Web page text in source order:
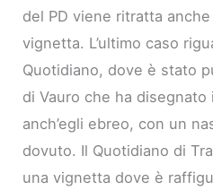
del PD viene ritratta
vignetta. L’ultimo caso
Quotidiano, dove è stato
di Vauro che ha
anch’egli ebreo, con un
dovuto. Il Quotidiano di
una vignetta dove è